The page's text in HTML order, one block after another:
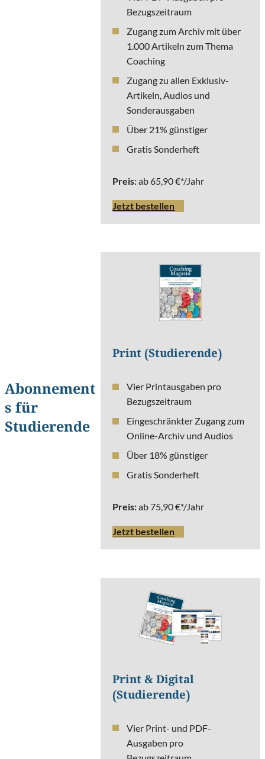
Abonnement
s für
Studierende
Bezugszeitraum
Zugang zum Archiv mit über
1.000 Artikeln zum Thema
Coaching
Zugang zu allen Exklusiv-
Artikeln, Audios und
Sonderausgaben
Über 21% günstiger
Gratis Sonderheft
Preis:ab 65,90 €*/Jahr
Jetzt bestellen
Print (Studierende)
Vier Printausgaben pro
Bezugszeitraum
Eingeschränkter Zugang zum
Online-Archiv und Audios
Über 18% günstiger
Gratis Sonderheft
Preis:ab 75,90 €*/Jahr
Jetzt bestellen
Print & Digital
(Studierende)
Vier Print- und PDF-
Ausgaben pro